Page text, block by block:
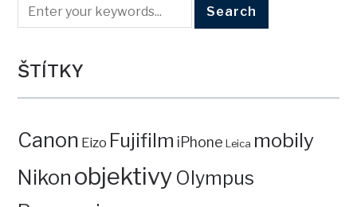
ŠTÍTKY
Canon Eizo Fujifilm iPhone Leica mobily
Nikon objektivy Olympus